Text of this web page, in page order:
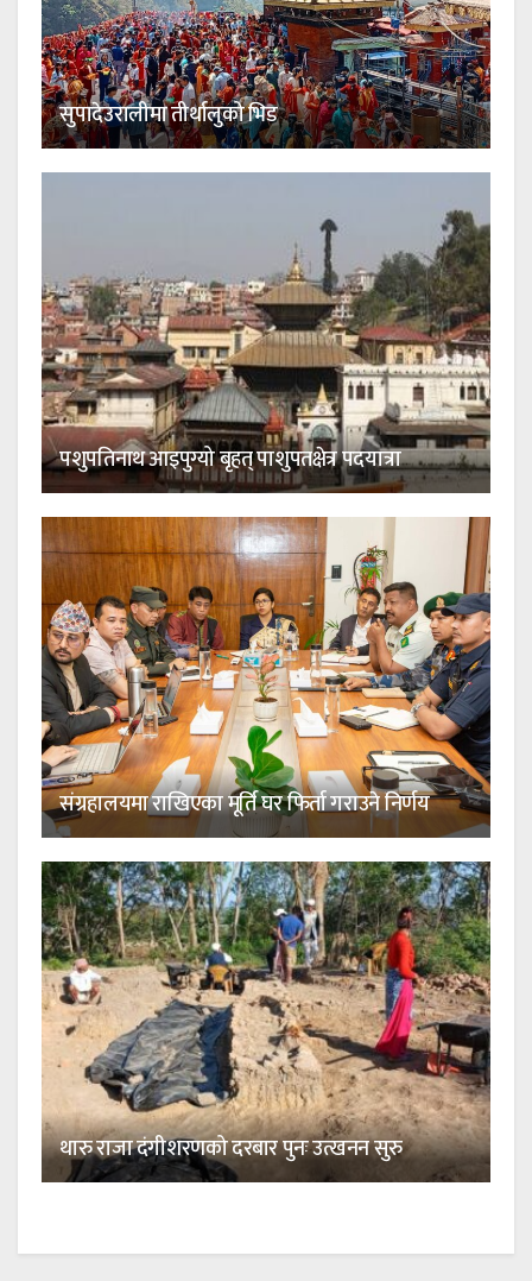
सुपादेउरालीमा तीर्थालुको भिड
पशुपतिनाथ आइपुग्यो बृहत् पाशुपतक्षेत्र पदयात्रा
संग्रहालयमा राखिएका मूर्ति घर फिर्ता गराउने निर्णय
थारु राजा दंगीशरणको दरबार पुनः उत्खनन सुरु